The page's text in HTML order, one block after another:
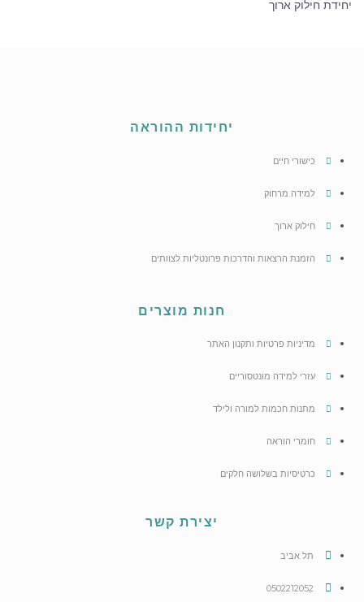
יחידת חילוק ארוך
יחידות ההוראה
כישורי חיים
למידה מרחוק
חילוק ארוך
הזמנת הרצאות והדרכות פרונטליות לצוותים
חנות מוצרים
מדיניות פרטיות ותקנון האתר
עזרי למידה מונטסוריים
מתנות חכמות למורה ולילד
חומרי הוראה
כרטיסיות בשלושה חלקים
יצירת קשר
תל אביב
0502212052